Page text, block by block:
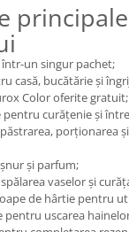
un singur pachet;
casă, bucătărie și
Color oferite gratuit;
curățenie și
porționarea
și parfum;
vaselor și
de hârtie pentru
pentru uscarea